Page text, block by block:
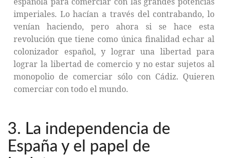
imperiales. Lo hacían a través del contrabando, lo
venían haciendo, pero ahora si se hace esta
revolución que tiene como única finalidad echar al
colonizador español, y lograr una libertad para
lograr la libertad de comercio y no estar sujetos al
monopolio de comerciar sólo con Cádiz. Quieren
comerciar con todo el mundo.
3. La independencia de
España y el papel de